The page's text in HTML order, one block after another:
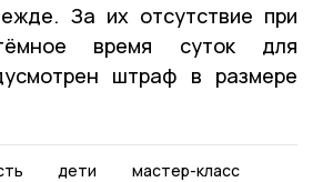
За их отсутствие при
время суток для
штраф в размере
дети мастер-класс